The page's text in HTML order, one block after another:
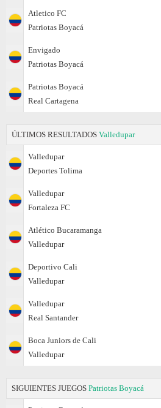
Atletico FC
Patriotas Boyacá
Envigado
Patriotas Boyacá
Patriotas Boyacá
Real Cartagena
ÚLTIMOS RESULTADOS Valledupar
Valledupar
Deportes Tolima
Valledupar
Fortaleza FC
Atlético Bucaramanga
Valledupar
Deportivo Cali
Valledupar
Valledupar
Real Santander
Boca Juniors de Cali
Valledupar
SIGUIENTES JUEGOS Patriotas Boyacá